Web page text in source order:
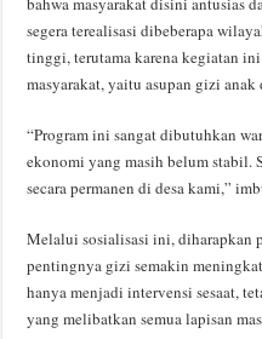
segera terealisasi dibeberapa
tinggi, terutama karena kegiatan
masyarakat, yaitu asupan gizi anak
“Program ini sangat dibutuhkan
ekonomi yang masih belum stabil.
secara permanen di desa kami,”
Melalui sosialisasi ini, diharapkan
pentingnya gizi semakin
hanya menjadi intervensi sesaat,
yang melibatkan semua lapisan